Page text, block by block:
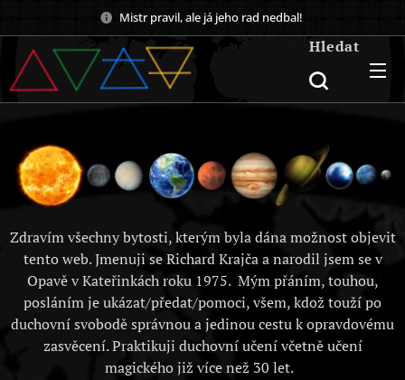
Mistr pravil, ale já jeho rad nedbal!
Hledat
Zdravím všechny bytosti, kterým byla dána možnost objevit
tento web. Jmenuji se Richard Krajča a narodil jsem se v
Opavě v Kateřinkách roku 1975. Mým přáním, touhou,
posláním je ukázat/předat/pomoci, všem, kdož touží po
duchovní svobodě správnou a jedinou cestu k opravdovému
zasvěcení. Praktikuji duchovní učení včetně učení
magického již více než 30 let.